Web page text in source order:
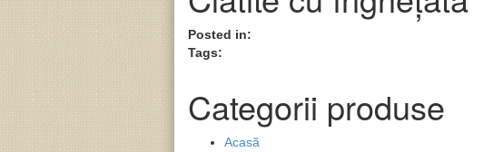
Posted in:
Tags:
Categorii produse
Acasă